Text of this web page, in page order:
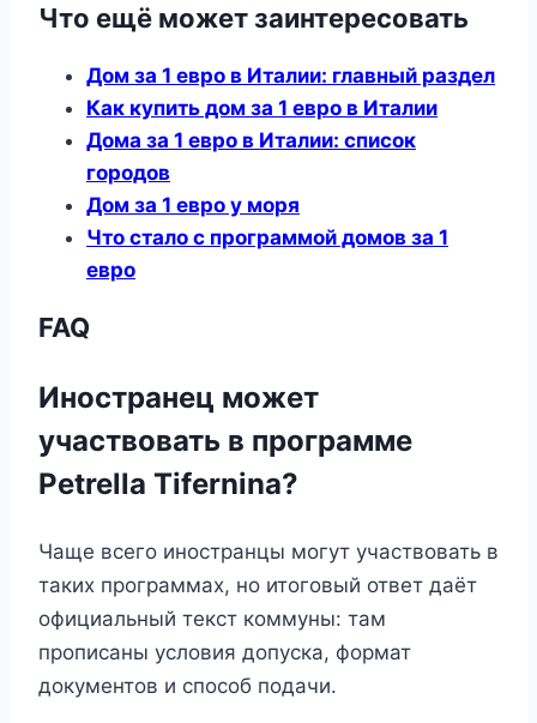
Что ещё может заинтересовать
Дом за 1 евро в Италии: главный раздел
Как купить дом за 1 евро в Италии
Дома за 1 евро в Италии: список
городов
Дом за 1 евро у моря
Что стало с программой домов за 1
евро
FAQ
Иностранец может
участвовать в программе
Petrella Tifernina?
Чаще всего иностранцы могут участвовать в
таких программах, но итоговый ответ даёт
официальный текст коммуны: там
прописаны условия допуска, формат
документов и способ подачи.